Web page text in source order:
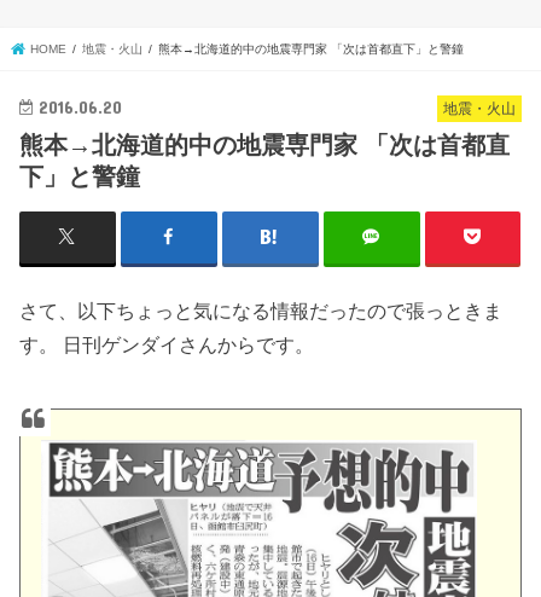
HOME 地震・火山 熊本→北海道的中の地震専門家 「次は首都直下」と警鐘
地震・火山
2016.06.20
熊本→北海道的中の地震専門家 「次は首都直
下」と警鐘
さて、以下ちょっと気になる情報だったので張っときま
す。 日刊ゲンダイさんからです。